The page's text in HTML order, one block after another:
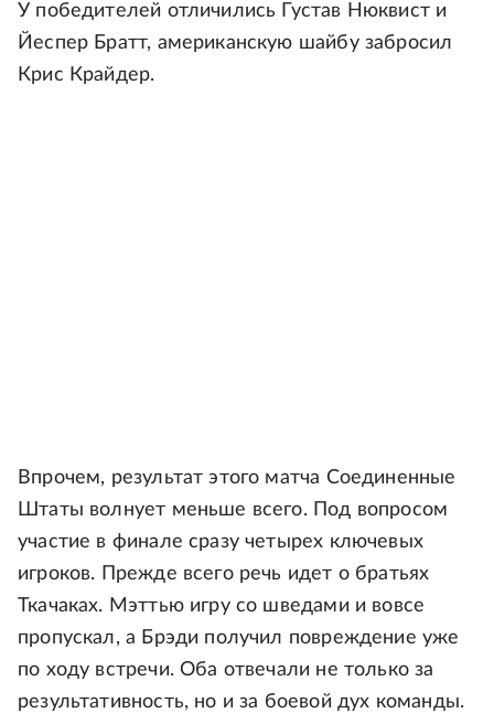
У победителей отличились Густав Нюквист и
Йеспер Братт, американскую шайбу забросил
Крис Крайдер.
Впрочем, результат этого матча Соединенные
Штаты волнует меньше всего. Под вопросом
участие в финале сразу четырех ключевых
игроков. Прежде всего речь идет о братьях
Ткачаках. Мэттью игру со шведами и вовсе
пропускал, а Брэди получил повреждение уже
по ходу встречи. Оба отвечали не только за
результативность, но и за боевой дух команды.